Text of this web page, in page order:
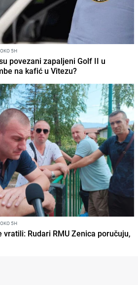
5H
povezani zapaljeni Golf II u
na kafić u Vitezu?
5H
Rudari RMU Zenica poručuju,